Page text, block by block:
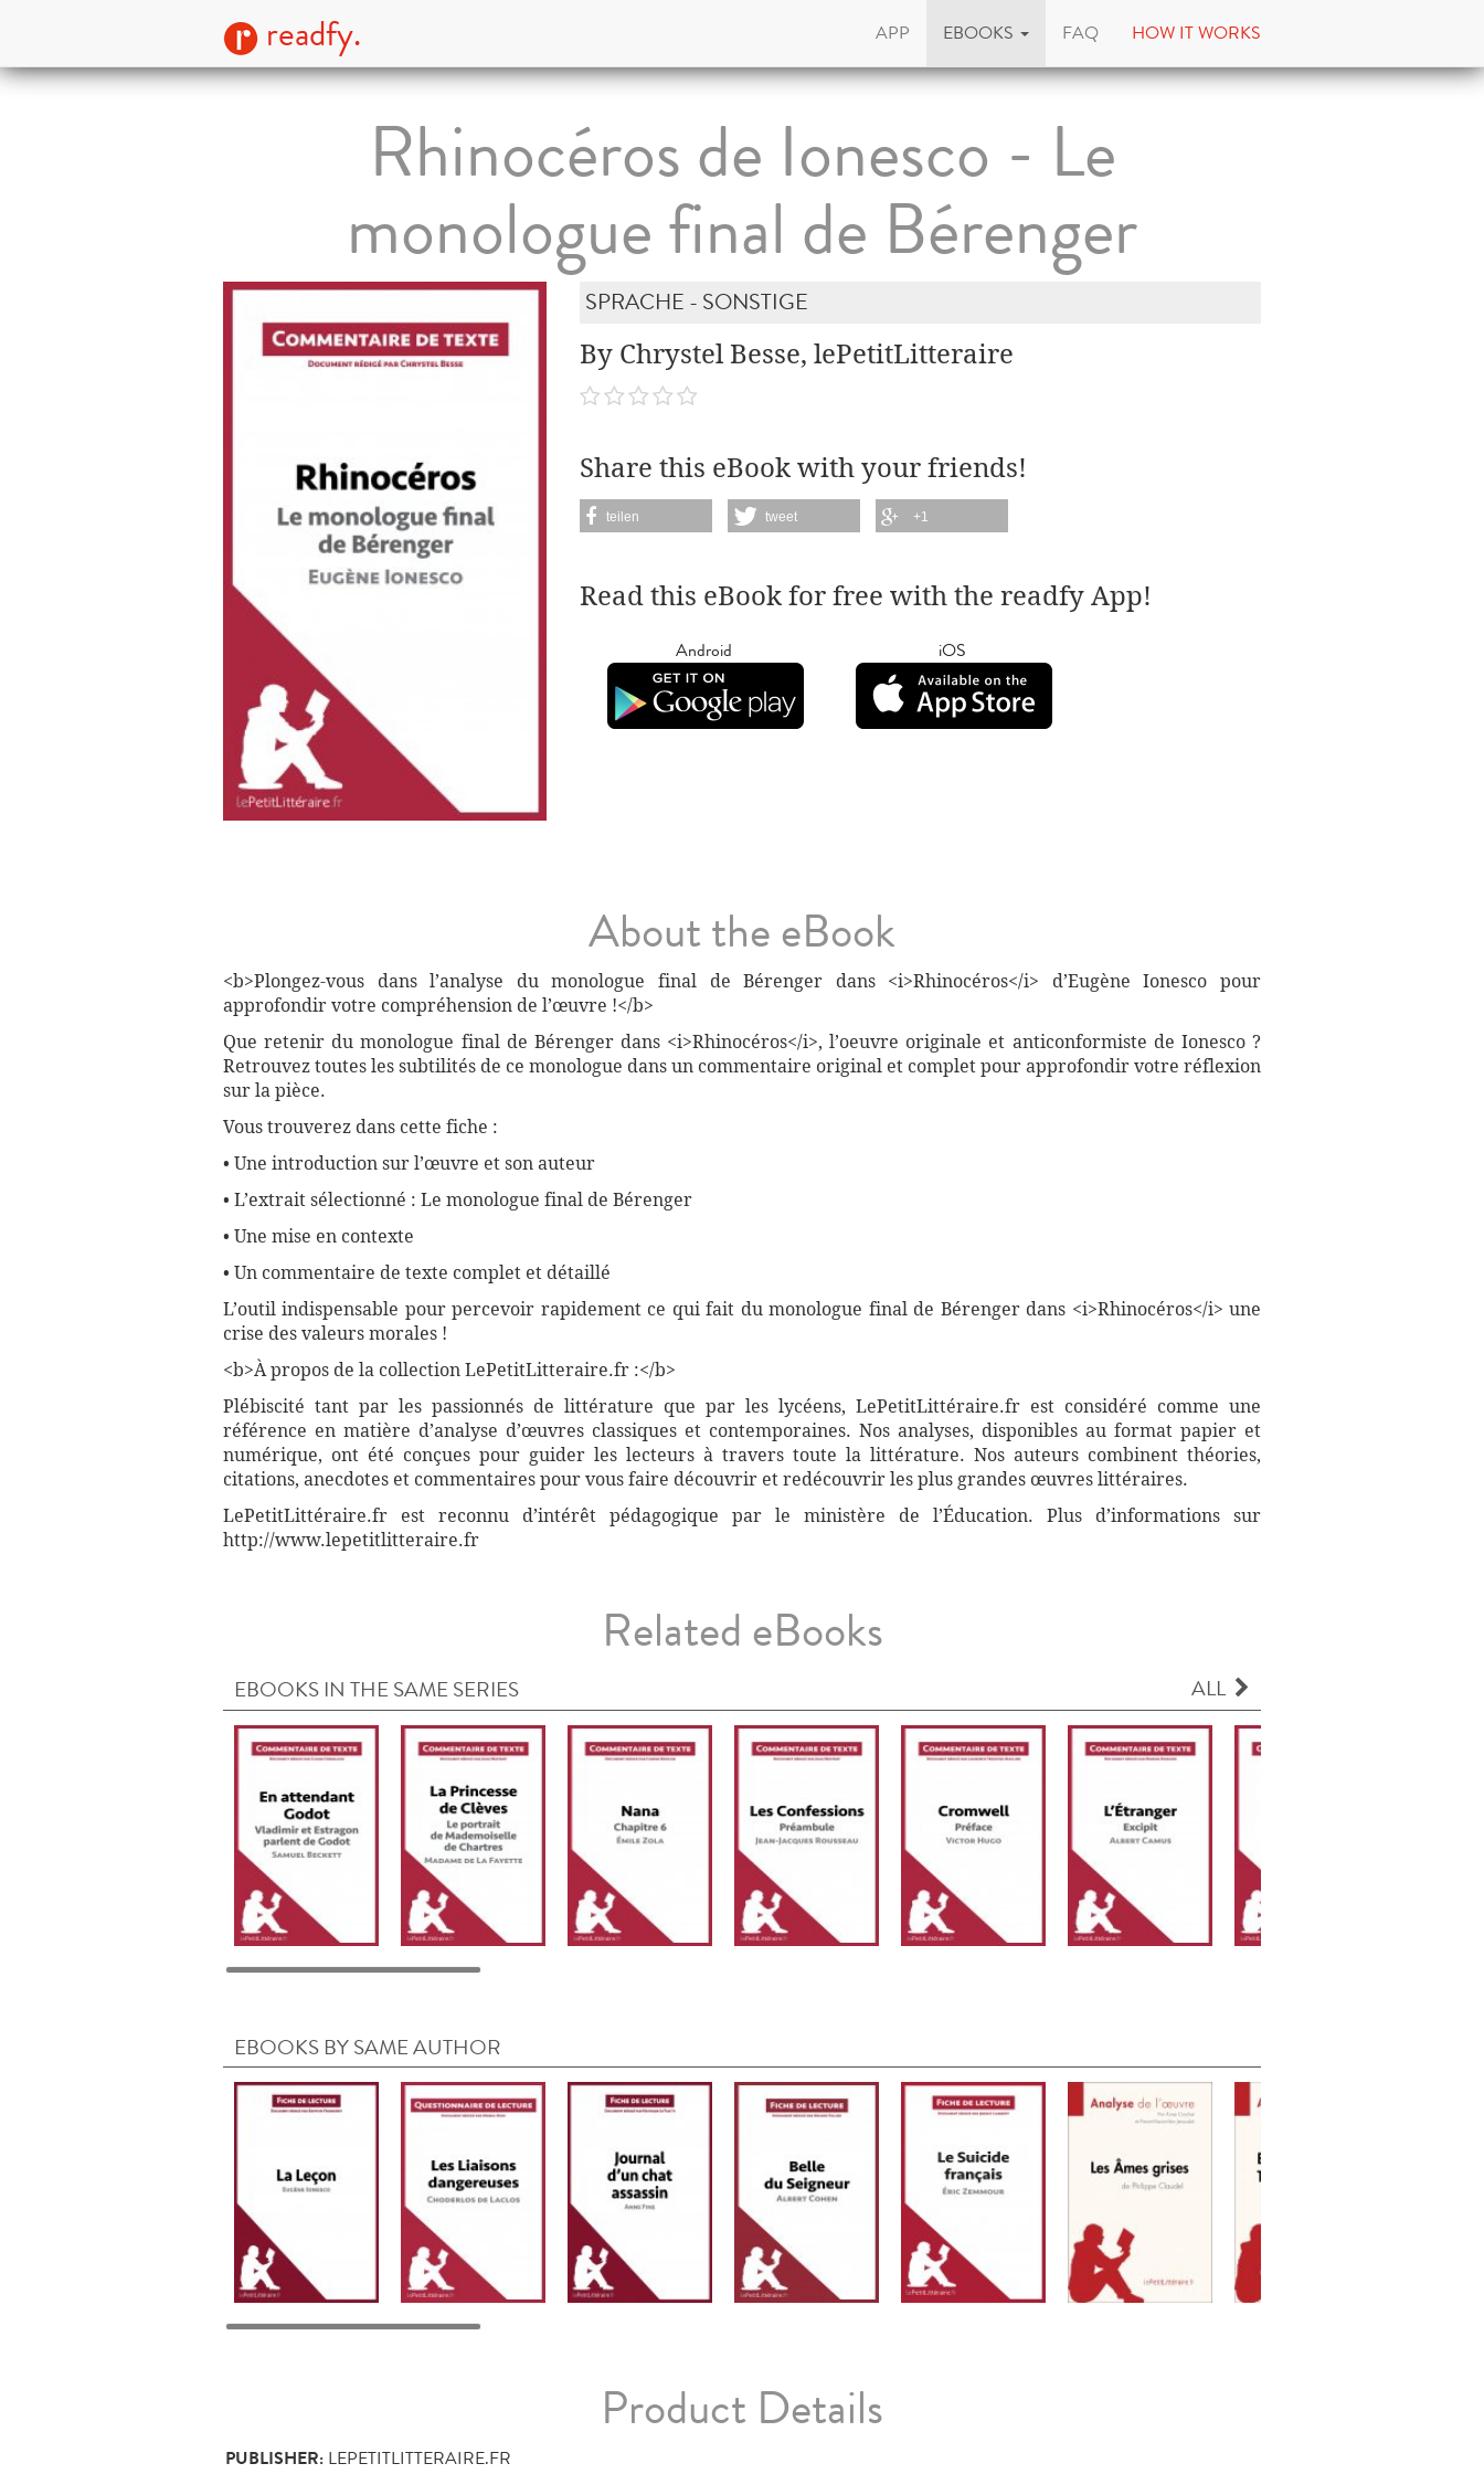
readfy. APP EBOOKS FAQ HOW IT WORKS
Rhinocéros de Ionesco - Le
monologue final de Bérenger
SPRACHE - SONSTIGE
By Chrystel Besse, lePetitLitteraire
Share this eBook with your friends!
teilen tweet +1
Read this eBook for free with the readfy App!
Android iOS
About the eBook
<b>Plongez-vous dans l’analyse du monologue final de Bérenger dans <i>Rhinocéros</i> d’Eugène Ionesco pour
approfondir votre compréhension de l’œuvre !</b>
Que retenir du monologue final de Bérenger dans <i>Rhinocéros</i>, l’oeuvre originale et anticonformiste de Ionesco ?
Retrouvez toutes les subtilités de ce monologue dans un commentaire original et complet pour approfondir votre réflexion
sur la pièce.
Vous trouverez dans cette fiche :
• Une introduction sur l’œuvre et son auteur
• L’extrait sélectionné : Le monologue final de Bérenger
• Une mise en contexte
• Un commentaire de texte complet et détaillé
L’outil indispensable pour percevoir rapidement ce qui fait du monologue final de Bérenger dans <i>Rhinocéros</i> une
crise des valeurs morales !
<b>À propos de la collection LePetitLitteraire.fr :</b>
Plébiscité tant par les passionnés de littérature que par les lycéens, LePetitLittéraire.fr est considéré comme une
référence en matière d’analyse d’œuvres classiques et contemporaines. Nos analyses, disponibles au format papier et
numérique, ont été conçues pour guider les lecteurs à travers toute la littérature. Nos auteurs combinent théories,
citations, anecdotes et commentaires pour vous faire découvrir et redécouvrir les plus grandes œuvres littéraires.
LePetitLittéraire.fr est reconnu d’intérêt pédagogique par le ministère de l’Éducation. Plus d’informations sur
http://www.lepetitlitteraire.fr
Related eBooks
EBOOKS IN THE SAME SERIES ALL
EBOOKS BY SAME AUTHOR
Product Details
PUBLISHER: LEPETITLITTERAIRE.FR